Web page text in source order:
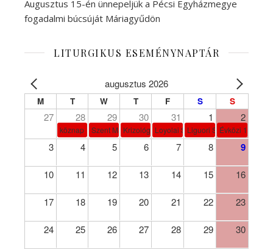
Augusztus 15-én ünnepeljük a Pécsi Egyházmegye
fogadalmi búcsúját Máriagyűdön
LITURGIKUS ESEMÉNYNAPTÁR
augusztus 2026
M T W T F S S
27 28 29 30 31 1 2
köznap Szent Márta, Mária és Lázár
Krizológ Szent Péter
Loyolai Szent IgnácLiguori Szent Alfonz pk-et.
Évközi 18.
3 4 5 6 7 8 9
10 11 12 13 14 15 16
17 18 19 20 21 22 23
24 25 26 27 28 29 30